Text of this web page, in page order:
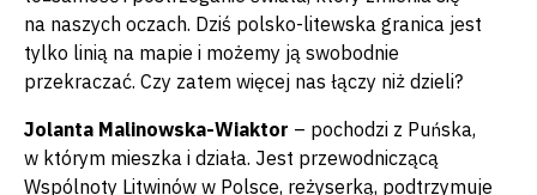
na naszych oczach. Dziś polsko-litewska granica jest
tylko linią na mapie i możemy ją swobodnie
przekraczać. Czy zatem więcej nas łączy niż dzieli?
Jolanta Malinowska-Wiaktor – pochodzi z Puńska,
w którym mieszka i działa. Jest przewodniczącą
Wspólnoty Litwinów w Polsce, reżyserką, podtrzymuje